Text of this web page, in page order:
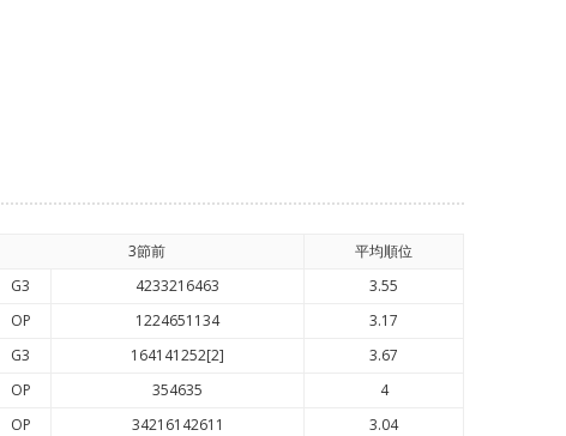
3節前 平均順位
G3 4233216463
3.55
OP 1224651134
3.17
G3 164141252[2]
3.67
OP 354635
4
OP 34216142611
3.04